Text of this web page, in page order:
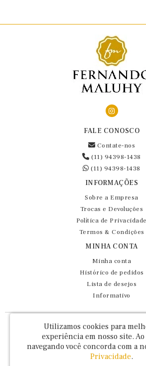
FALE CONOSCO
Contate-nos
(11) 94398-1438
(11) 94398-1438
INFORMAÇÕES
Sobre a Empresa
Trocas e Devoluções
Política de Privacidade
Termos & Condições
MINHA CONTA
Minha conta
Histórico de pedidos
Lista de desejos
Informativo
Fernando Maluhy Cia Ltda - CNPJ:
Rua Dr Euclydes da Cunha, 47 - Brás - São Paulo
Utilizamos cookies para
experiência em nosso site.
navegando você concorda com a
Privacidade.